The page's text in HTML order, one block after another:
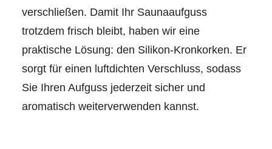
verschließen. Damit Ihr Saunaaufguss
trotzdem frisch bleibt, haben wir eine
praktische Lösung: den Silikon-Kronkorken. Er
sorgt für einen luftdichten Verschluss, sodass
Sie Ihren Aufguss jederzeit sicher und
aromatisch weiterverwenden kannst.